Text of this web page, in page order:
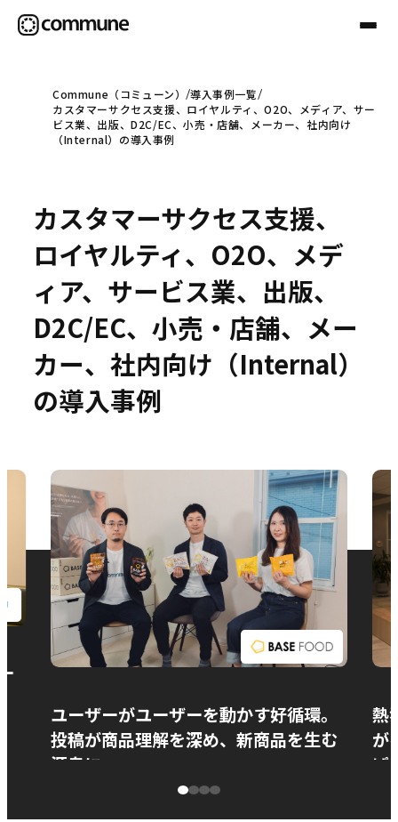
Communeについて
事例
お役立ち情報
Commune（コミューン）
導入事例一覧
カスタマーサクセス支援、ロイヤルティ、O2O、メディア、サー
ビス業、出版、D2C/EC、小売・店舗、メーカー、社内向け
（Internal）の導入事例
カスタマーサクセス支援、
ロイヤルティ、O2O、メデ
ィア、サービス業、出版、
D2C/EC、小売・店舗、メー
カー、社内向け（Internal）
の導入事例
ユーザーがユーザーを動かす好循環。
投稿が商品理解を深め、新商品を生む
源泉に
熱
が
ぱ